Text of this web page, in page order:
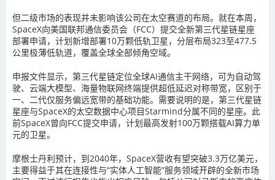
但二级市场的表现并未影响该公司在太空赛道的布局。就在本周，
SpaceX向美国联邦通信委员会（FCC）提交全新第三代星链星座
部署申请，计划新增部署10万颗低轨卫星，分层布局323至477.5
公里极薄低轨道，覆盖全球全部倾角空域。
申报文件显示，第三代星链定位全球AI通信主干网络，可为自动驾
驶、云端大模型、海量物联网终端提供超低延迟对称带宽，区别于
一、二代仅服务偏远宽带的基础功能。需要说明的是，第三代星链
星座与SpaceX的太空数据中心项目Starmind分属不同的星座。此
前SpaceX曾向FCC提交申请，计划最高发射100万颗搭载AI算力单
元的卫星。
摩根士丹利预计，到2040年，SpaceX营收有望突破3.3万亿美元，
主要得益于其在连接性与“实体人工智能”服务领域开辟的全新市场